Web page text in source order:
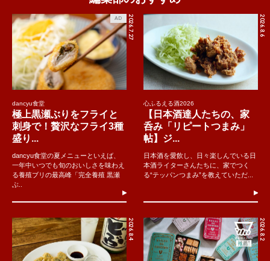
2026.7.27
AD
dancyu食堂
極上黒瀬ぶりをフライと
刺身で！贅沢なフライ3種
盛り...
dancyu食堂の夏メニューといえば、
一年中いつでも旬のおいしさを味わえ
る養殖ブリの最高峰「完全養殖 黒瀬
ぶ..
2026.8.6
心ふるえる酒2026
【日本酒達人たちの、家
呑み「リピートつまみ」
帖】ジ...
日本酒を愛飲し、日々楽しんでいる日
本酒ライターさんたちに、家でつく
る“テッパンつまみ”を教えていただ...
2026.8.4 2026.8.2